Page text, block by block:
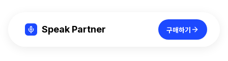
Speak Partner 구매하기